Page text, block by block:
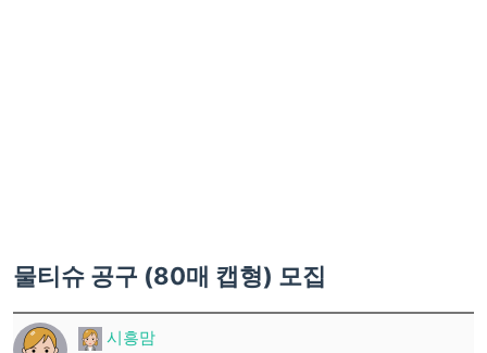
물티슈 공구 (80매 캡형) 모집
시흥맘